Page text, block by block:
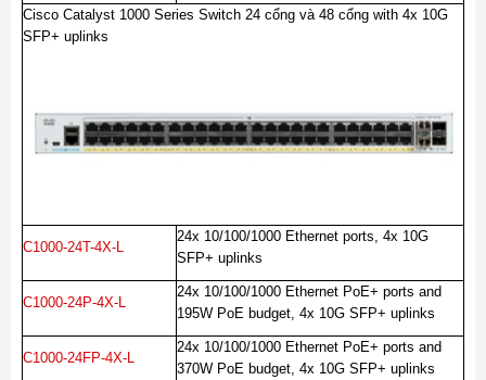
Cisco Catalyst 1000 Series Switch 24 cổng và 48 cổng with 4x 10G
SFP+ uplinks
C1000-24T-4X-L
24x 10/100/1000 Ethernet ports, 4x 10G
SFP+ uplinks
C1000-24P-4X-L
24x 10/100/1000 Ethernet PoE+ ports and
195W PoE budget, 4x 10G SFP+ uplinks
C1000-24FP-4X-L
24x 10/100/1000 Ethernet PoE+ ports and
370W PoE budget, 4x 10G SFP+ uplinks